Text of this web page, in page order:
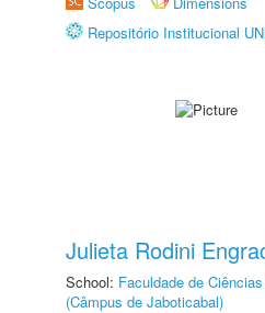
Repositório Institucional
Julieta Rodini
School: Faculdade de
(Câmpus de Jaboticabal)